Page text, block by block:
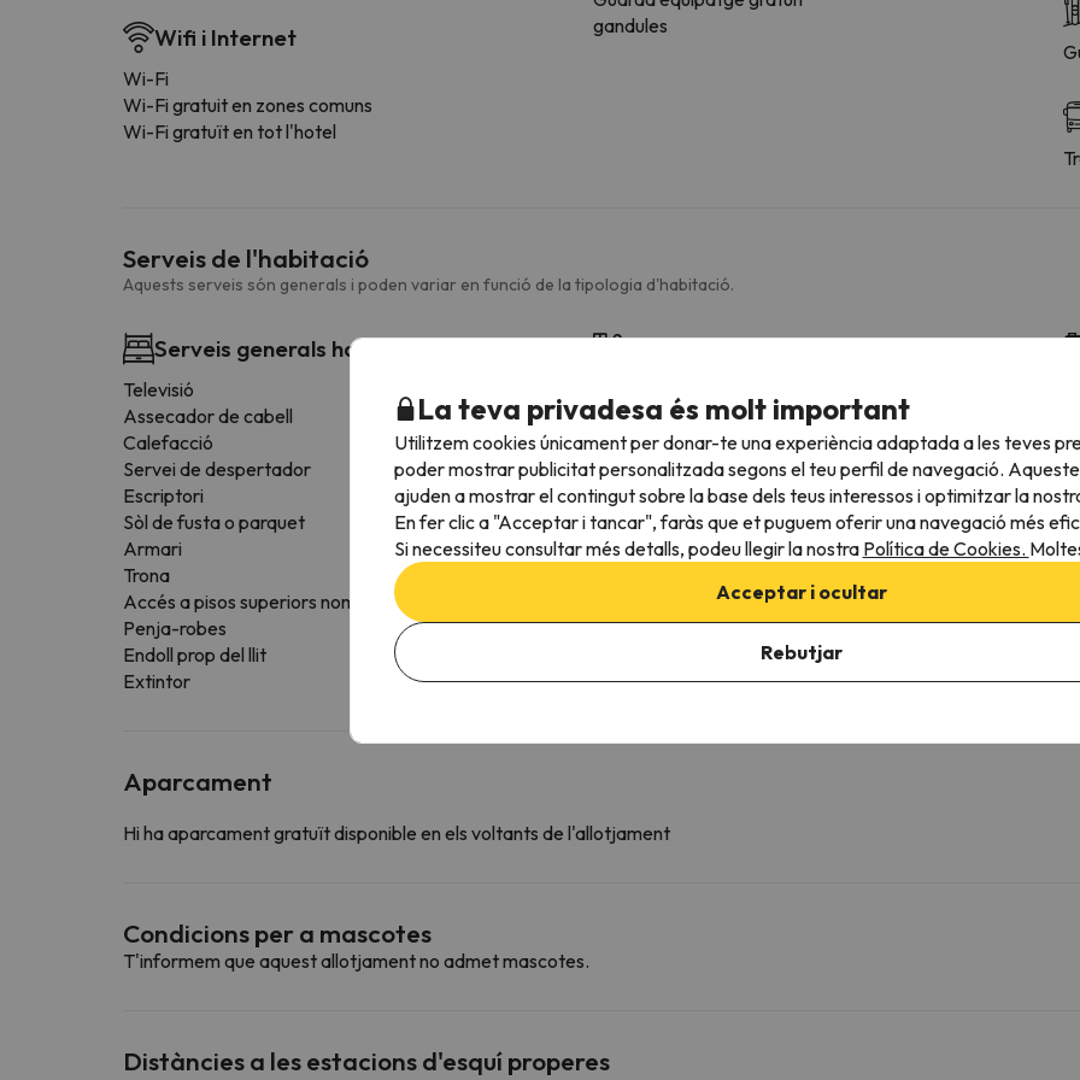
Wifi i Internet
Wi-Fi
Wi-Fi gratuit en zones comuns
Wi-Fi gratuït en tot l'hotel
gandules
Serveis de l'habitació
Aquests serveis són generals i poden variar en funció de la tipologia d'habitació.
Serveis generals habitació
Televisió
Assecador de cabell
Calefacció
Servei de despertador
Escriptori
Sòl de fusta o parquet
Armari
Trona
Accés a pisos superiors només mitjançant escales
Penja-robes
Endoll prop del llit
Extintor
Dutxa
Amenities
Dutxa o banyera
Bany privat
Paper higiènic
Xampú
Aparcament
Hi ha aparcament gratuït disponible en els voltants de l'allotjament
Condicions per a mascotes
T'informem que aquest allotjament no admet mascotes.
Distàncies a les estacions d'esquí properes
La teva privadesa és molt important
Utilitzem cookies únicament per donar-te una experiència adaptada a les teves
poder mostrar publicitat personalitzada segons el teu perfil de navegació.
ajuden a mostrar el contingut sobre la base dels teus interessos i optimitzar la
En fer clic a "Acceptar i tancar", faràs que et puguem oferir una navegació més
Si necessiteu consultar més detalls, podeu llegir la nostra Política de Cookies.
Acceptar i ocultar
Rebutjar